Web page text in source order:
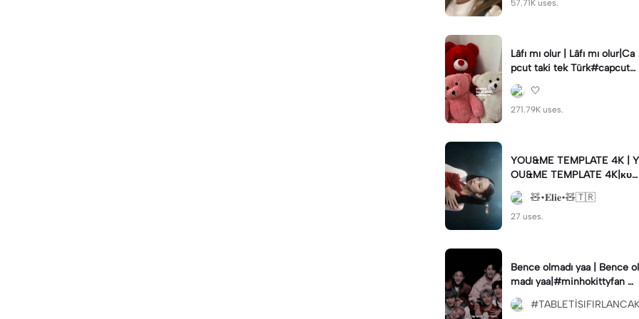
57.71K uses.
Lâfı mı olur | Lâfı mı olur|Ca
pcut taki tek Türk#capcut#
şablon#keşfet#fyp
🤍
271.79K uses.
YOU&ME TEMPLATE 4K | Y
OU&ME TEMPLATE 4K|ᴋᴜʟ
ʟᴀɴᴀʙɪʟᴇᴄᴇɢ̆ɪɴɪᴢ ʜᴀʟɪ ʜᴇsᴀ
ᴘᴛᴀ ᴠᴀʀ♥︎ | #template
🧸•𝐄𝐥𝐢𝐞•🧸🇹🇷
27 uses.
Bence olmadı yaa | Bence ol
madı yaa|#minhokittyfan
traykids #capcut #K-pop #
capcutedit